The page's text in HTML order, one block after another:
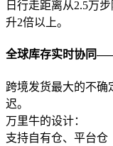
日行走距离从2.5万
升2倍以上。
全球库存实时协同
跨境发货最大的不确
迟。
万里牛的设计：
支持自有仓、平台仓